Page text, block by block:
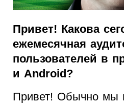
Привет! Какова
ежемесячная
пользователей в
и Android?
Привет! Обычно мы